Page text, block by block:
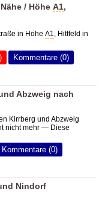
/ HöheA1,
in HöheA1, Hittfeld in
Kommentare (0)
Abzweig nach
Kirrberg und Abzweig
nicht mehr — Diese
Kommentare (0)
Nindorf